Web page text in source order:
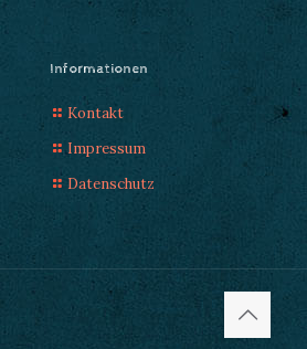
Informationen
Kontakt
Impressum
Datenschutz